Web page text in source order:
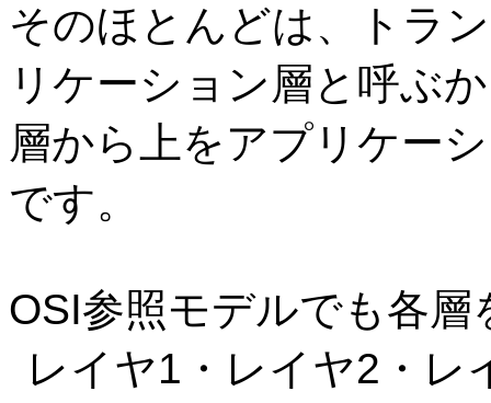
そのほとんどは、トラ
リケーション層と呼ぶ
層から上をアプリケー
です。
OSI参照モデルでも各層
レイヤ1 ・レイヤ2 ・レ